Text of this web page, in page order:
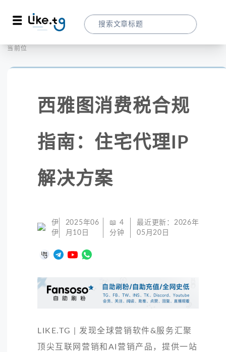
当前位置：
西雅图消费税合规
指南：住宅代理IP
解决方案
伊
伊
2025年06
月10日
📖 4
分钟
最近更新： 2026年
05月20日
LIKE.TG | 发现全球营销软件&服务汇聚
顶尖互联网营销和AI营销产品，提供一站